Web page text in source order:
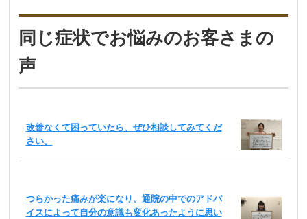
同じ症状でお悩みのお客さまの
声
改善なくて困っていたら、ぜひ相談してみてくだ
さい。
つらかった痛みが楽になり、通院の中でのアドバ
イスによって自分の意識も変化あったように思い